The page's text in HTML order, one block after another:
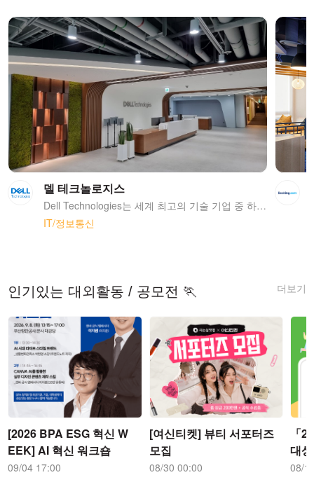
델 테크놀로지스
Dell Technologies는 세계 최고의 기술 기업 중 하나로서 탁월한 역량을 발판으로 삼아 인류의 삶을 변화시키고자 노력하고 있다. 하이브리드 클라우드 솔루션에서 HPC(High Performance Computing), 원대한 사회 공헌 플랜 그리고 환경 보호 및 지속 가능한 발전을 위한 사업에 이르기까지, Dell Technologies가 펼치는 모든 활동은 전 세계 모든 사람들에게 영향을 미치고 있다.
IT/정보통신
더보기
인기있는 대외활동 / 공모전 🏃
[2026 BPA ESG 혁신 W
EEK] AI 혁신 워크숍
09/04 17:00
[여신티켓] 뷰티 서포터즈
모집
08/30 00:00
「
대
08/